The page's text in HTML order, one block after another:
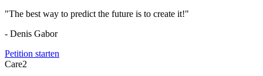
"The best way to predict the future is to create it!"
- Denis Gabor
Petition starten
Care2